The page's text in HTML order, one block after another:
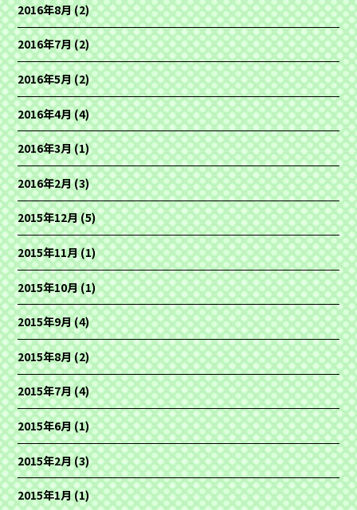
2016年8月(2)
2016年7月(2)
2016年5月(2)
2016年4月(4)
2016年3月(1)
2016年2月(3)
2015年12月(5)
2015年11月(1)
2015年10月(1)
2015年9月(4)
2015年8月(2)
2015年7月(4)
2015年6月(1)
2015年2月(3)
2015年1月(1)